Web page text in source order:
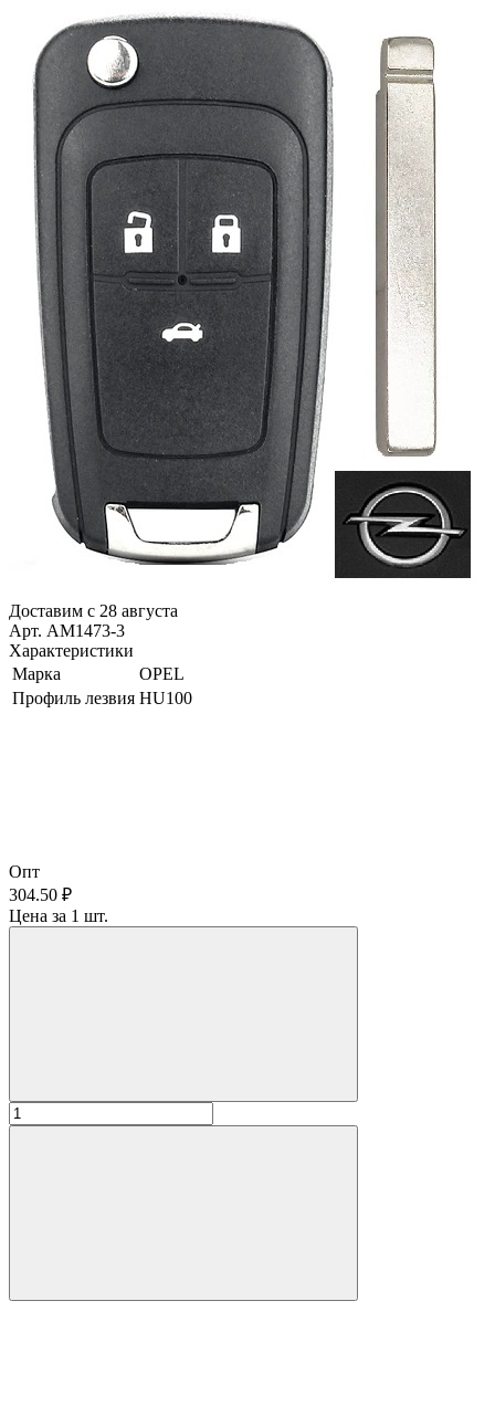
Доставим с 28 августа
Арт. AM1473-3
Характеристики
Марка
OPEL
Профиль лезвия HU100
Опт
304.50 ₽
Цена за 1 шт.